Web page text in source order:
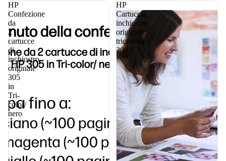
HP
Confezione
da
2
cartucce
di
inchiostro
originale
305
in
Tri-
color/
nero
HP
Cartuccia
inchiostro
originale
tricromia
304